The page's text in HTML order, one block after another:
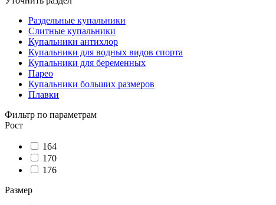
Раздельные купальники
Слитные купальники
Купальники антихлор
Купальники для водных видов спорта
Купальники для беременных
Парео
Купальники больших размеров
Плавки
Фильтр по параметрам
Рост
164
170
176
Размер